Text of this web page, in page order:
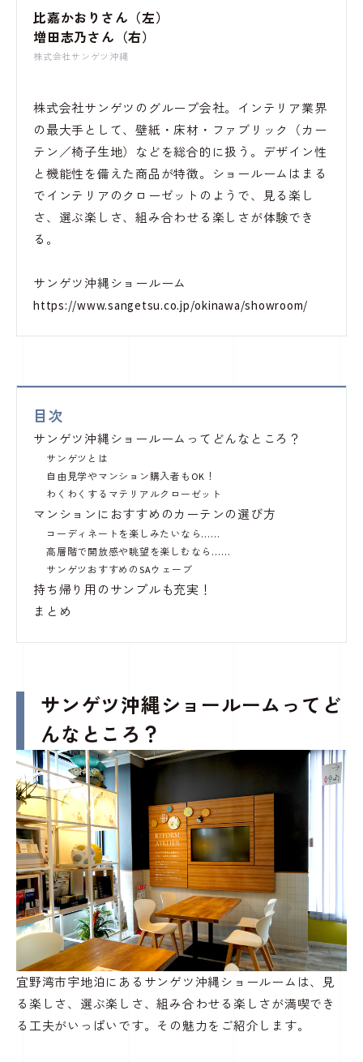
比嘉かおりさん（左）
増田志乃さん（右）
株式会社サンゲツ沖縄
株式会社サンゲツのグループ会社。インテリア業界
の最大手として、壁紙・床材・ファブリック（カー
テン／椅子生地）などを総合的に扱う。デザイン性
と機能性を備えた商品が特徴。ショールームはまる
でインテリアのクローゼットのようで、見る楽し
さ、選ぶ楽しさ、組み合わせる楽しさが体験でき
る。
サンゲツ沖縄ショールーム
https://www.sangetsu.co.jp/okinawa/showroom/
目次
サンゲツ沖縄ショールームってどんなところ？
サンゲツとは
自由見学やマンション購入者もOK！
わくわくするマテリアルクローゼット
マンションにおすすめのカーテンの選び方
コーディネートを楽しみたいなら……
高層階で開放感や眺望を楽しむなら……
サンゲツおすすめのSAウェーブ
持ち帰り用のサンプルも充実！
まとめ
サンゲツ沖縄ショールームってど
んなところ？
宜野湾市宇地泊にあるサンゲツ沖縄ショールームは、見
る楽しさ、選ぶ楽しさ、組み合わせる楽しさが満喫でき
る工夫がいっぱいです。その魅力をご紹介します。